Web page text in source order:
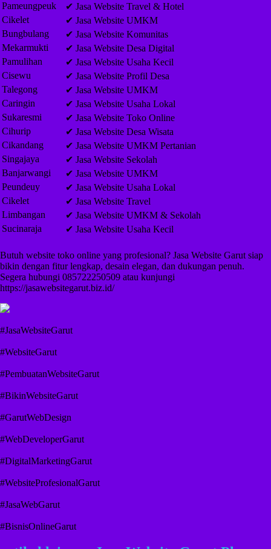
Pameungpeuk
✔ Jasa Website Travel & Hotel
Cikelet
✔ Jasa Website UMKM
Bungbulang
✔ Jasa Website Komunitas
Mekarmukti
✔ Jasa Website Desa Digital
Pamulihan
✔ Jasa Website Usaha Kecil
Cisewu
✔ Jasa Website Profil Desa
Talegong
✔ Jasa Website UMKM
Caringin
✔ Jasa Website Usaha Lokal
Sukaresmi
✔ Jasa Website Toko Online
Cihurip
✔ Jasa Website Desa Wisata
Cikandang
✔ Jasa Website UMKM Pertanian
Singajaya
✔ Jasa Website Sekolah
Banjarwangi
✔ Jasa Website UMKM
Peundeuy
✔ Jasa Website Usaha Lokal
Cikelet
✔ Jasa Website Travel
Limbangan
✔ Jasa Website UMKM & Sekolah
Sucinaraja
✔ Jasa Website Usaha Kecil
Butuh website toko online yang profesional? Jasa Website Garut siap
bikin dengan fitur lengkap, desain elegan, dan dukungan penuh.
Segera hubungi 085722250509 atau kunjungi
https://jasawebsitegarut.biz.id/
#JasaWebsiteGarut
#WebsiteGarut
#PembuatanWebsiteGarut
#BikinWebsiteGarut
#GarutWebDesign
#WebDeveloperGarut
#DigitalMarketingGarut
#WebsiteProfesionalGarut
#JasaWebGarut
#BisnisOnlineGarut